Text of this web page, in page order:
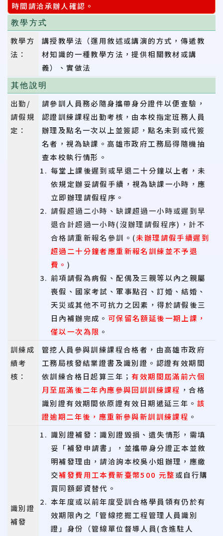
時間請洽承辦人確認。
教學方式
教學方
法：
講授教學法（運用敘述或講演的方式，傳遞教
材知識的一種教學方法，提供相關教材或講
義）、實做法
其他說明
出勤/
請假規
定：
請參訓人員務必隨身攜帶身分證件以便查驗，
認證訓練課程出勤考核，由本校指定班務人員
辦理及點名一次以上並簽認，點名未到或代簽
名者，視為缺課。高雄市政府工務局得隨機抽
查本校執行情形。
每堂上課後遲到或早退二十分鐘以上者，未
依規定辦妥請假手續，視為缺課一小時，應
立即辦理請假程序。
請假超過二小時、缺課超過一小時或遲到早
退合計超過一小時(沒辦理請假程序)，計不
合格請重新報名參訓。(未辦理請假手續遲到
超過二十分鐘者應重新報名訓練並不予退
費。 )
前項請假為病假、配偶及三親等以內之親屬
喪假、國家考試、軍事點召、訂婚、結婚、
天災或其他不可抗力之因素，得於請假後三
日內補辦完成。 可保留名額延後一期上課，
僅以一次為限 。
訓練成
績考
核：
管挖人員參與訓練課程合格者，由高雄市政府
工務局核發結業證書及識別證。認證有效期間
依訓練合格日起算三年； 有效期間屆滿前六個
月至屆滿後二年內應參與回訓訓練課程 ，合格
識別證有效期間依原證有效日期遞延三年。 該
證逾期二年後，應重新參與新訓訓練課程 。
識別證
補發
識別證補發：識別證毀損、遺失情形，需填
妥「補發申請書」，並攜帶身分證正本並敘
明補發理由，請洽詢本校吳小姐辦理，應繳
交補發費用工本費新臺幣500 元整或自行購
買同額郵資替代。
本年度或以前年度受訓合格學員領有仍於有
效期限內之「管線挖掘工程管理人員識別
證」身份（管線單位督導人員(含進駐人